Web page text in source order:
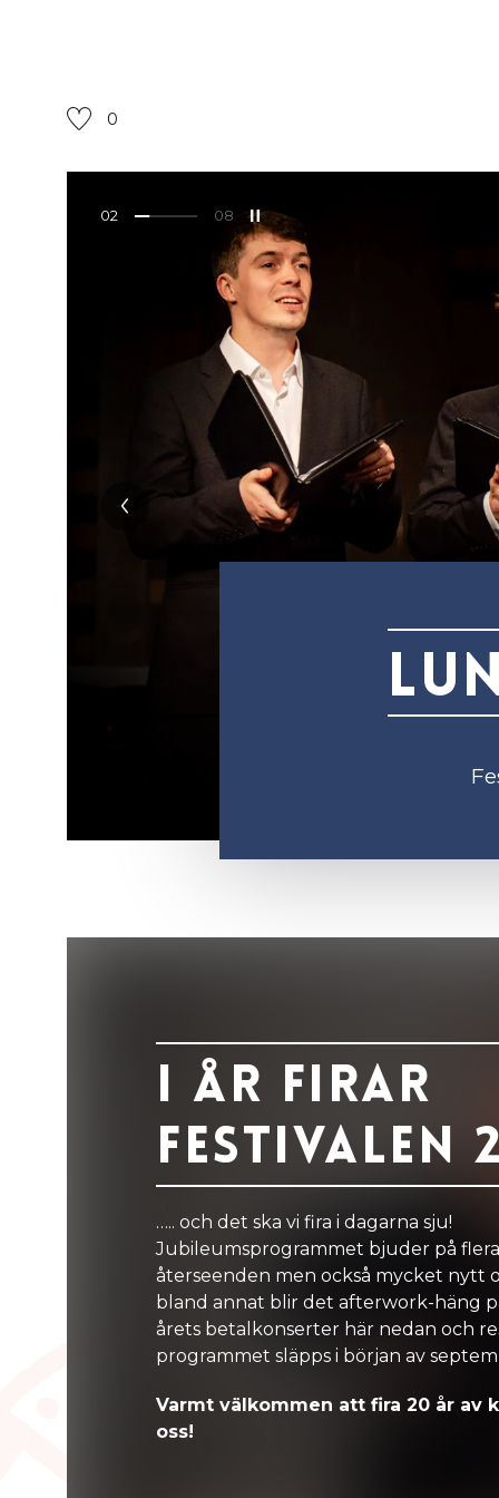
0
02 08
I år firar
festivalen
….. och det ska vi fira i dagarna sju!
Jubileumsprogrammet bjuder på
återseenden men också mycket nytt
bland annat blir det afterwork-häng
årets betalkonserter här nedan och
programmet släpps i början av
Varmt välkommen att fira 20 år av
oss!